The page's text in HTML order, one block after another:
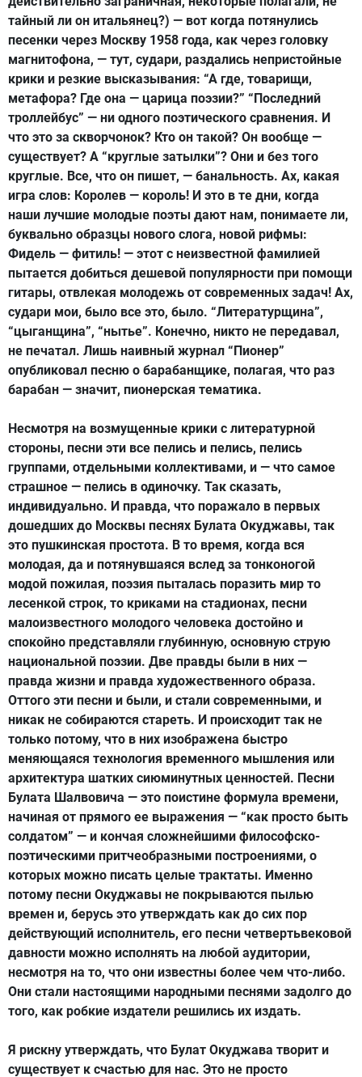
тайный ли он итальянец?) — вот когда потянулись
песенки через Москву 1958 года, как через головку
магнитофона, — тут, судари, раздались непристойные
крики и резкие высказывания: “А где, товарищи,
метафора? Где она — царица поэзии?” “Последний
троллейбус” — ни одного поэтического сравнения. И
что это за скворчонок? Кто он такой? Он вообще —
существует? А “круглые затылки”? Они и без того
круглые. Все, что он пишет, — банальность. Ах, какая
игра слов: Королев — король! И это в те дни, когда
наши лучшие молодые поэты дают нам, понимаете ли,
буквально образцы нового слога, новой рифмы:
Фидель — фитиль! — этот с неизвестной фамилией
пытается добиться дешевой популярности при помощи
гитары, отвлекая молодежь от современных задач! Ах,
судари мои, было все это, было. “Литературщина”,
“цыганщина”, “нытье”. Конечно, никто не передавал,
не печатал. Лишь наивный журнал “Пионер”
опубликовал песню о барабанщике, полагая, что раз
барабан — значит, пионерская тематика.
Несмотря на возмущенные крики с литературной
стороны, песни эти все пелись и пелись, пелись
группами, отдельными коллективами, и — что самое
страшное — пелись в одиночку. Так сказать,
индивидуально. И правда, что поражало в первых
дошедших до Москвы песнях Булата Окуджавы, так
это пушкинская простота. В то время, когда вся
молодая, да и потянувшаяся вслед за тонконогой
модой пожилая, поэзия пыталась поразить мир то
лесенкой строк, то криками на стадионах, песни
малоизвестного молодого человека достойно и
спокойно представляли глубинную, основную струю
национальной поэзии. Две правды были в них —
правда жизни и правда художественного образа.
Оттого эти песни и были, и стали современными, и
никак не собираются стареть. И происходит так не
только потому, что в них изображена быстро
меняющаяся технология временного мышления или
архитектура шатких сиюминутных ценностей. Песни
Булата Шалвовича — это поистине формула времени,
начиная от прямого ее выражения — “как просто быть
солдатом” — и кончая сложнейшими философско-
поэтическими притчеобразными построениями, о
которых можно писать целые трактаты. Именно
потому песни Окуджавы не покрываются пылью
времен и, берусь это утверждать как до сих пор
действующий исполнитель, его песни четвертьвековой
давности можно исполнять на любой аудитории,
несмотря на то, что они известны более чем что-либо.
Они стали настоящими народными песнями задолго до
того, как робкие издатели решились их издать.
Я рискну утверждать, что Булат Окуджава творит и
существует к счастью для нас. Это не просто